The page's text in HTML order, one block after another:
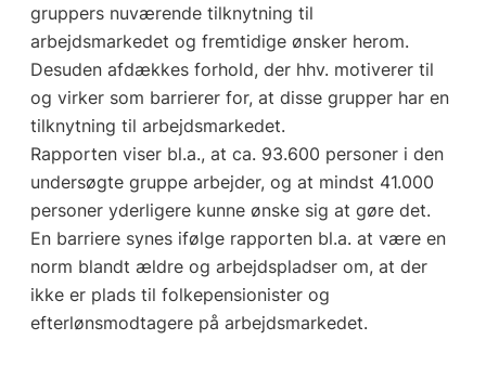
gruppers nuværende tilknytning til
arbejdsmarkedet og fremtidige ønsker herom.
Desuden afdækkes forhold, der hhv. motiverer til
og virker som barrierer for, at disse grupper har en
tilknytning til arbejdsmarkedet.
Rapporten viser bl.a., at ca. 93.600 personer i den
undersøgte gruppe arbejder, og at mindst 41.000
personer yderligere kunne ønske sig at gøre det.
En barriere synes ifølge rapporten bl.a. at være en
norm blandt ældre og arbejdspladser om, at der
ikke er plads til folkepensionister og
efterlønsmodtagere på arbejdsmarkedet.